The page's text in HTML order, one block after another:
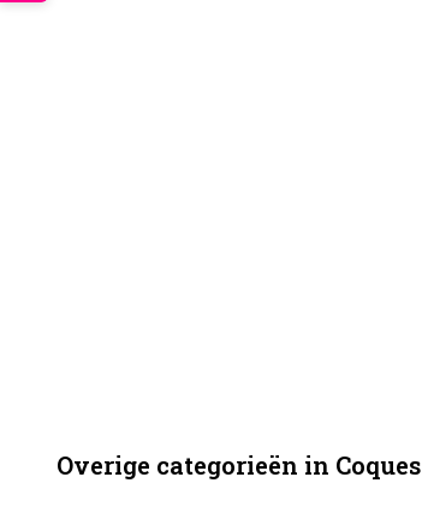
Overige categorieën in Coques